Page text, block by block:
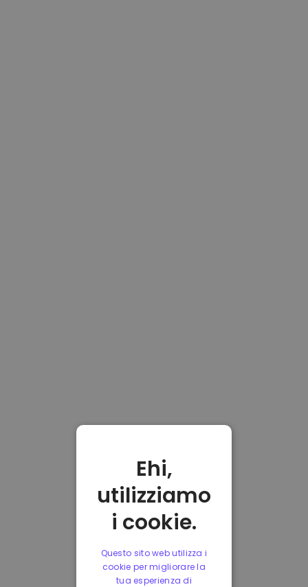
Ehi,
utilizziamo
i cookie.
Questo sito web utilizza i
cookie per migliorare la
tua esperienza di